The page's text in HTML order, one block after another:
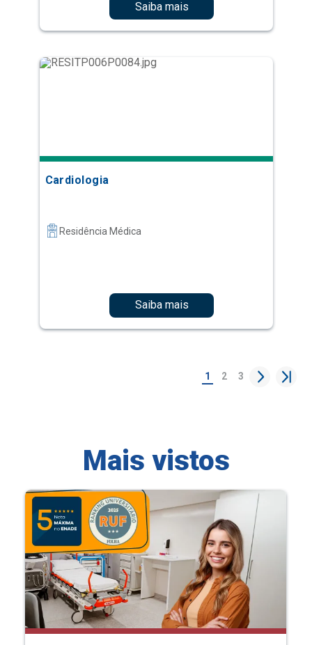
Saiba mais
Cardiologia
Residência Médica
Saiba mais
1 2 3
Mais vistos